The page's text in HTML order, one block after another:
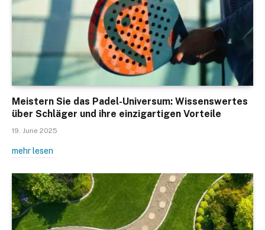
Meistern Sie das Padel-Universum: Wissenswertes
über Schläger und ihre einzigartigen Vorteile
19. June 2025
mehr lesen